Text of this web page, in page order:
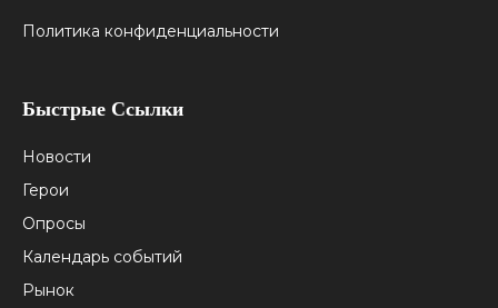
Политика конфиденциальности
Быстрые Ссылки
Новости
Герои
Опросы
Календарь событий
Рынок